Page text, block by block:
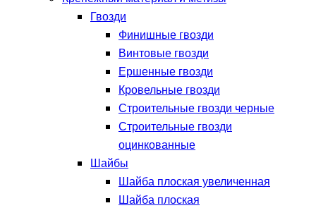
Гвозди
Финишные гвозди
Винтовые гвозди
Ершенные гвозди
Кровельные гвозди
Строительные гвозди черные
Строительные гвозди
оцинкованные
Шайбы
Шайба плоская увеличенная
Шайба плоская